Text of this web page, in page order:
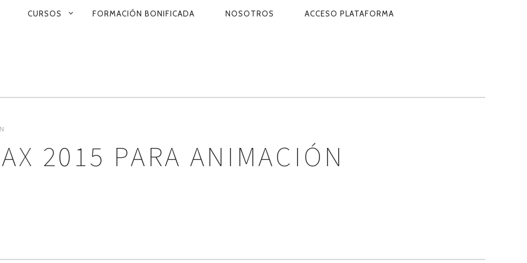
CURSOS FORMACIÓN BONIFICADA NOSOTROS ACCESO PLATAFORMA
2015 PARA ANIMACIÓN